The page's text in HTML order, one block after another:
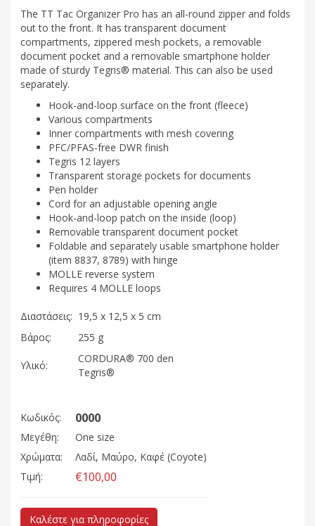
The TT Tac Organizer Pro has an all-round zipper and folds
out to the front. It has transparent document
compartments, zippered mesh pockets, a removable
document pocket and a removable smartphone holder
made of sturdy Tegris® material. This can also be used
separately.
Hook-and-loop surface on the front (fleece)
Various compartments
Inner compartments with mesh covering
PFC/PFAS-free DWR finish
Tegris 12 layers
Transparent storage pockets for documents
Pen holder
Cord for an adjustable opening angle
Hook-and-loop patch on the inside (loop)
Removable transparent document pocket
Foldable and separately usable smartphone holder
(item 8837, 8789) with hinge
MOLLE reverse system
Requires 4 MOLLE loops
Διαστάσεις: 19,5 x 12,5 x 5 cm
Βάρος:
255 g
Υλικό:
CORDURA® 700 den
Tegris®
Κωδικός: 0000
Μεγέθη:
One size
Χρώματα:
Λαδί, Μαύρο, Καφέ (Coyote)
Τιμή:
€100,00
Καλέστε για πληροφορίες